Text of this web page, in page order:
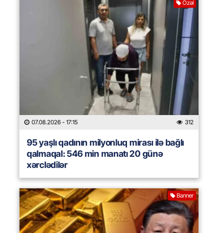
Özəl
07.08.2026 - 17:15 312
95 yaşlı qadının milyonluq mirası ilə bağlı
qalmaqal: 546 min manatı 20 günə
xərclədilər
Banner